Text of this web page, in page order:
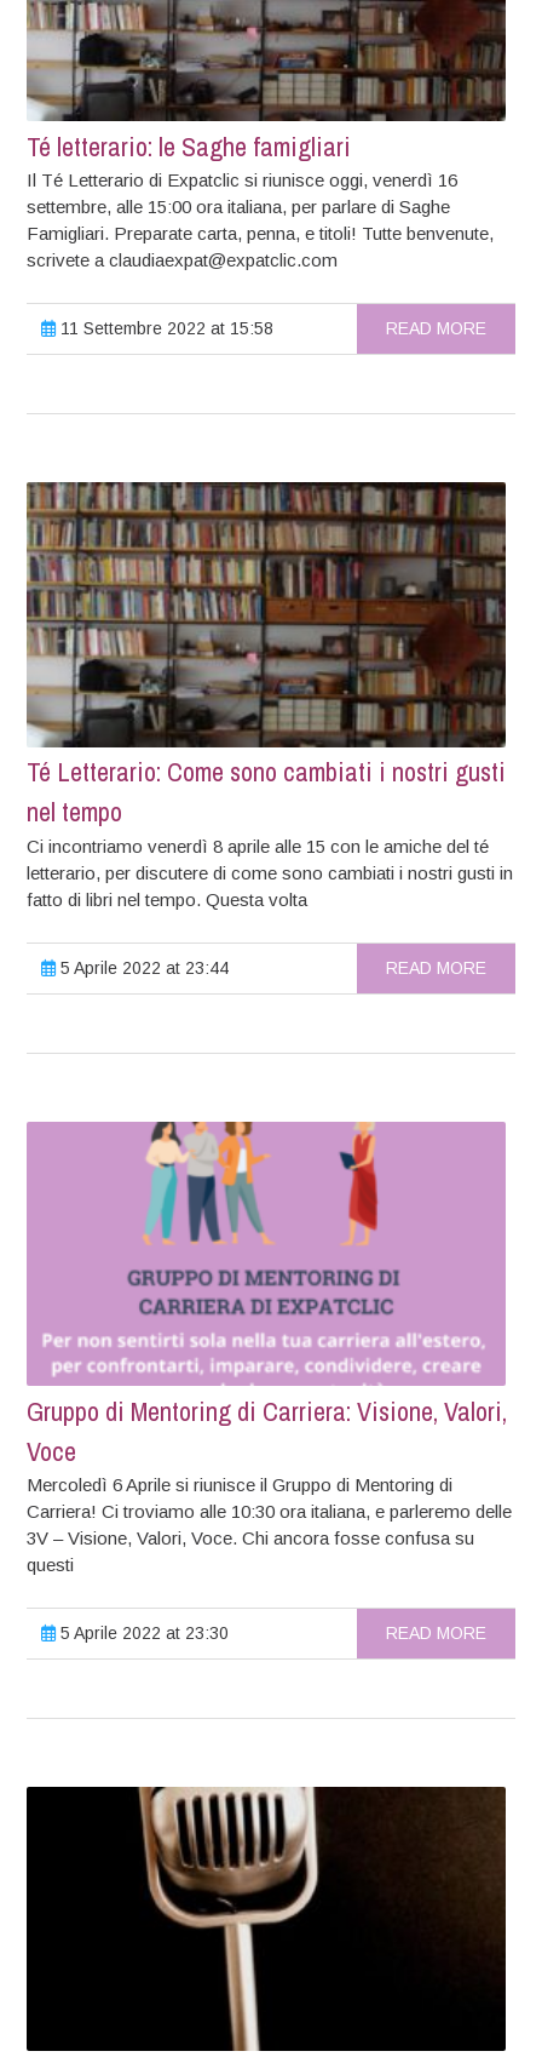
Té letterario: le Saghe famigliari
Il Té Letterario di Expatclic si riunisce oggi, venerdì 16
settembre, alle 15:00 ora italiana, per parlare di Saghe
Famigliari. Preparate carta, penna, e titoli! Tutte benvenute,
scrivete a claudiaexpat@expatclic.com
11 Settembre 2022 at 15:58 READ MORE
Té Letterario: Come sono cambiati i nostri gusti
nel tempo
Ci incontriamo venerdì 8 aprile alle 15 con le amiche del té
letterario, per discutere di come sono cambiati i nostri gusti in
fatto di libri nel tempo. Questa volta
5 Aprile 2022 at 23:44 READ MORE
Gruppo di Mentoring di Carriera: Visione, Valori,
Voce
Mercoledì 6 Aprile si riunisce il Gruppo di Mentoring di
Carriera! Ci troviamo alle 10:30 ora italiana, e parleremo delle
3V – Visione, Valori, Voce. Chi ancora fosse confusa su
questi
5 Aprile 2022 at 23:30 READ MORE